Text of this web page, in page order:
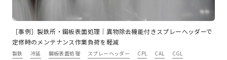
［事例］製鉄所・鋼板表面処理｜異物除去機能付きスプレーヘッダーで
定修時のメンテナンス作業負荷を軽減
製鉄 冷延 鋼板表面処理 スプレーヘッダー CPL CAL CGL